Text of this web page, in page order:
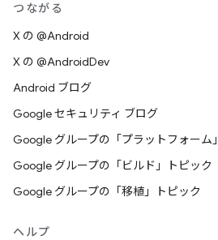
つながる
X の @Android
X の @AndroidDev
Android ブログ
Google セキュリティ ブログ
Google グループの「プラットフォーム
Google グループの「ビルド」トピック
Google グループの「移植」トピック
ヘルプ